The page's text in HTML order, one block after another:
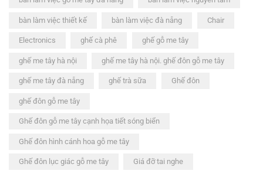
bàn làm việc thiết kế bàn làm việc đà nẵng Chair
Electronics ghế cà phê ghế gỗ me tây
ghế me tây hà nội ghế me tây hà nội. ghế đôn gỗ me tây
ghế me tây đà nẵng ghế trà sữa Ghế đôn
ghế đôn gỗ me tây
Ghế đôn gỗ me tây cạnh họa tiết sóng biển
Ghế đôn hình cánh hoa gỗ me tây
Ghế đôn lục giác gỗ me tây Giá đỡ tai nghe